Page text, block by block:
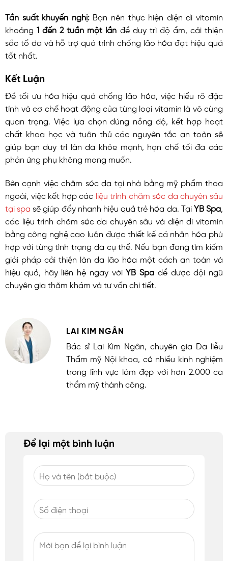
Tần suất khuyến nghị:Bạn nên thực hiện điện di vitamin
khoảng1 đến 2 tuần một lần để duy trì độ ẩm, cải thiện
sắc tố da và hỗ trợ quá trình chống lão hóa đạt hiệu quả
tốt nhất.
Kết Luận
Để tối ưu hóa hiệu quả chống lão hóa, việc hiểu rõ đặc
tính và cơ chế hoạt động của từng loại vitamin là vô cùng
quan trọng. Việc lựa chọn đúng nồng độ, kết hợp hoạt
chất khoa học và tuân thủ các nguyên tắc an toàn sẽ
giúp bạn duy trì làn da khỏe mạnh, hạn chế tối đa các
phản ứng phụ không mong muốn.
Bên cạnh việc chăm sóc da tại nhà bằng mỹ phẩm thoa
ngoài, việc kết hợp các liệu trình chăm sóc da chuyên sâu
tại spa sẽ giúp đẩy nhanh hiệu quả trẻ hóa da. Tại YB Spa
các liệu trình chăm sóc da chuyên sâu và điện di vitamin
bằng công nghệ cao luôn được thiết kế cá nhân hóa phù
hợp với từng tình trạng da cụ thể. Nếu bạn đang tìm kiếm
giải pháp cải thiện làn da lão hóa một cách an toàn và
hiệu quả, hãy liên hệ ngay vớiYB Spa để được đội ngũ
chuyên gia thăm khám và tư vấn chi tiết.
LAI KIM NGÂN
Bác sĩ Lai Kim Ngân, chuyên gia Da liễu
Thẩm mỹ Nội khoa, có nhiều kinh nghiệm
trong lĩnh vực làm đẹp với hơn 2.000 ca
thẩm mỹ thành công.
Để lại một bình luận